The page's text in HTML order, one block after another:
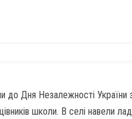
до Дня Незалежності України
школи. В селі навели лад